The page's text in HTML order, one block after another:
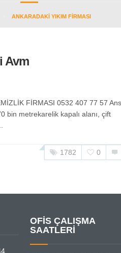
ANKARADAKI YIKIM FIRMASI
Avm
FİRMASI 0532 407 77 57
bin metrekarelik kapalı alanı, çift
1782 0
OFİS ÇALIŞMA
SAATLERİ